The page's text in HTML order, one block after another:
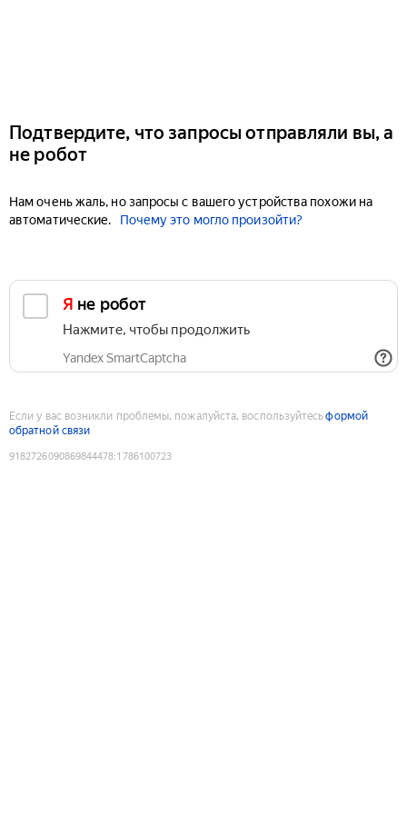
Подтвердите, что запросы отправляли вы, а
не робот
Нам очень жаль, но запросы с вашего устройства похожи на
автоматические.
Почему это могло произойти?
Я не робот
Нажмите, чтобы продолжить
Yandex SmartCaptcha
Если у вас возникли проблемы, пожалуйста, воспользуйтесьформой
обратной связи
9182726090869844478:1786100723